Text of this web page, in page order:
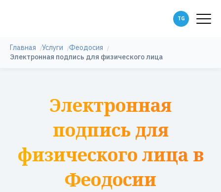
Главная Услуги
Феодосия
Электронная подпись для физического лица
Электронная
подпись для
физического лица в
Феодосии